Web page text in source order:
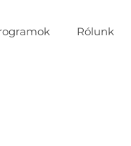
Rólunk